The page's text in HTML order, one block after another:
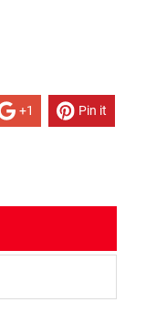
+1 Pin it